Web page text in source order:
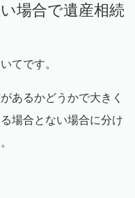
場合で遺産相続
てです。
あるかどうかで大きく
場合とない場合に分け